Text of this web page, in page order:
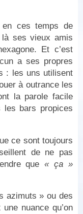
en ces temps de
ses vieux amis
Et c’est
a ses propres
: les uns utilisent
à outrance les
la parole facile
les bars propices
ce sont toujours
de ne pas
que« ça »
azimuts » ou des
nuance qu’on